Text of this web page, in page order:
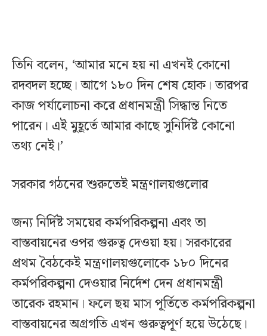
তিনি বলেন, ‘আমার মনে হয় না এখনই কোনো
রদবদল হচ্ছে। আগে ১৮০ দিন শেষ হোক। তারপর
কাজ পর্যালোচনা করে প্রধানমন্ত্রী সিদ্ধান্ত নিতে
পারেন। এই মুহূর্তে আমার কাছে সুনির্দিষ্ট কোনো
তথ্য নেই।’
সরকার গঠনের শুরুতেই মন্ত্রণালয়গুলোর
জন্য নির্দিষ্ট সময়ের কর্মপরিকল্পনা এবং তা
বাস্তবায়নের ওপর গুরুত্ব দেওয়া হয়। সরকারের
প্রথম বৈঠকেই মন্ত্রণালয়গুলোকে ১৮০ দিনের
কর্মপরিকল্পনা দেওয়ার নির্দেশ দেন প্রধানমন্ত্রী
তারেক রহমান। ফলে ছয় মাস পূর্তিতে কর্মপরিকল্পনা
বাস্তবায়নের অগ্রগতি এখন গুরুত্বপূর্ণ হয়ে উঠেছে।